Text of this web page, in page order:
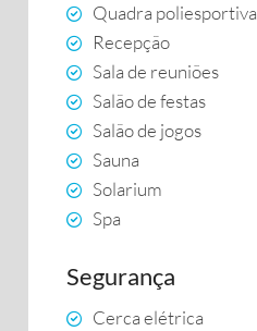
Quadra poliesportiva
Recepção
Sala de reuniões
Salão de festas
Salão de jogos
Sauna
Solarium
Spa
Segurança
Cerca elétrica